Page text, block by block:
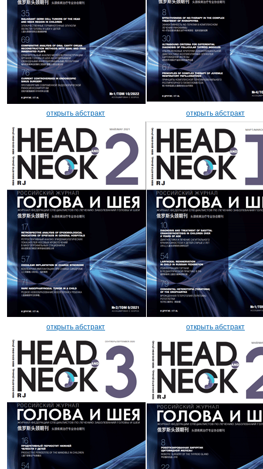
открыть абстракт открыть абстракт
открыть абстракт открыть абстракт